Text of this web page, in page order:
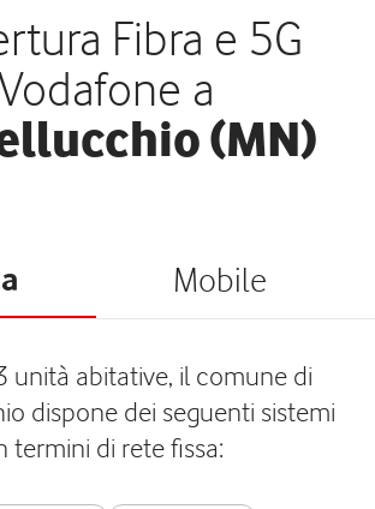
Fibra e 5G
a
(MN)
Mobile
unità abitative, il comune di
dispone dei seguenti sistemi
termini di rete fissa: